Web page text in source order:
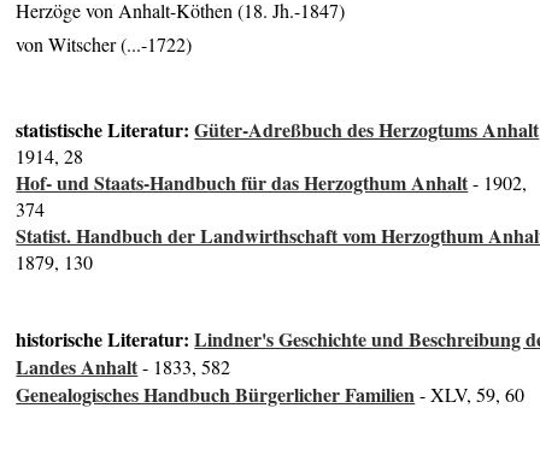
Herzöge von Anhalt-Köthen (18. Jh.-1847)
von Witscher (...-1722)
statistische Literatur:Güter-Adreßbuch des Herzogtums Anhalt
1914, 28
Hof- und Staats-Handbuch für das Herzogthum Anhalt- 1902,
374
Statist. Handbuch der Landwirthschaft vom Herzogthum
1879, 130
historische Literatur:Lindner's Geschichte und Beschreibung
Landes Anhalt- 1833, 582
Genealogisches Handbuch Bürgerlicher Familien- XLV, 59, 60